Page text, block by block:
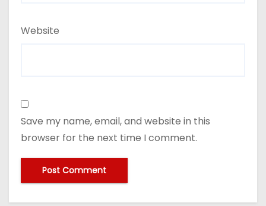
Website
Save my name, email, and website in this
browser for the next time I comment.